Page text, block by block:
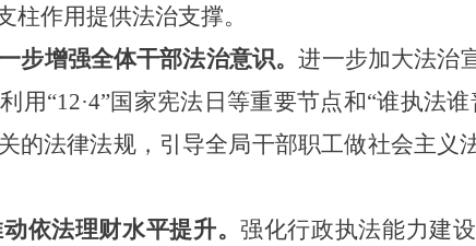
作用提供法治支撑。
步增强全体干部法治意识。进一步加大法治
用“12·4”国家宪法日等重要节点和“谁执法
的法律法规，引导全局干部职工做社会主义
动依法理财水平提升。强化行政执法能力建